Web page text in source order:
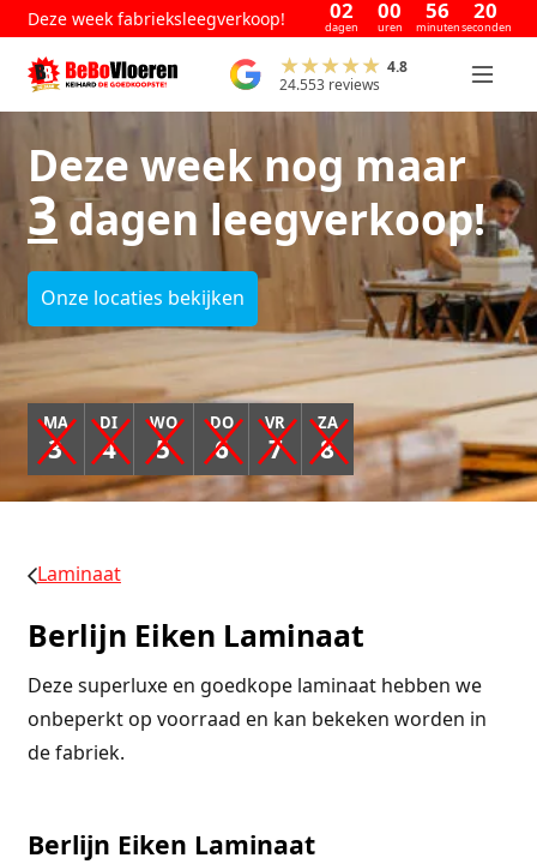
Deze week fabrieksleegverkoop! 02
dagen
00
uren
56
minuten
20
seconden
4.8
24.553 reviews
Deze week nog maar
3dagen leegverkoop!
Onze locaties bekijken
MA
3
DI
4
WO
5
DO
6
VR
7
ZA
8
Laminaat
Berlijn Eiken Laminaat
Deze superluxe en goedkope laminaat hebben we
onbeperkt op voorraad en kan bekeken worden in
de fabriek.
Berlijn Eiken Laminaat